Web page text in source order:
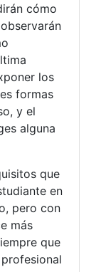
cómo
los
formas
y el
alguna
que
en
pero con
más
que